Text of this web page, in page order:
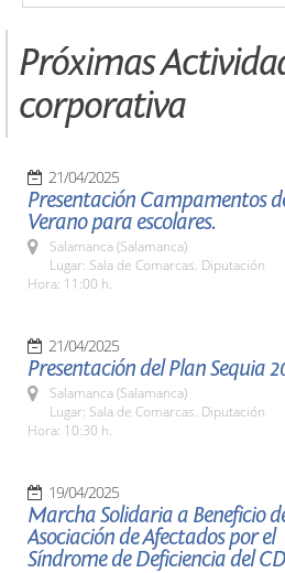
Próximas
corporativa
21/04/2025
Presentación Campamentos
Verano para escolares.
Salamanca (Salamanca)
Lugar: Sala de Comarcas. Diputación
Hora: 11:00 h.
21/04/2025
Presentación del Plan Sequia
Salamanca (Salamanca)
Lugar: Sala de Comarcas. Diputación
Hora: 10:30 h.
19/04/2025
Marcha Solidaria a Beneficio
Asociación de Afectados por el
Síndrome de Deficiencia del